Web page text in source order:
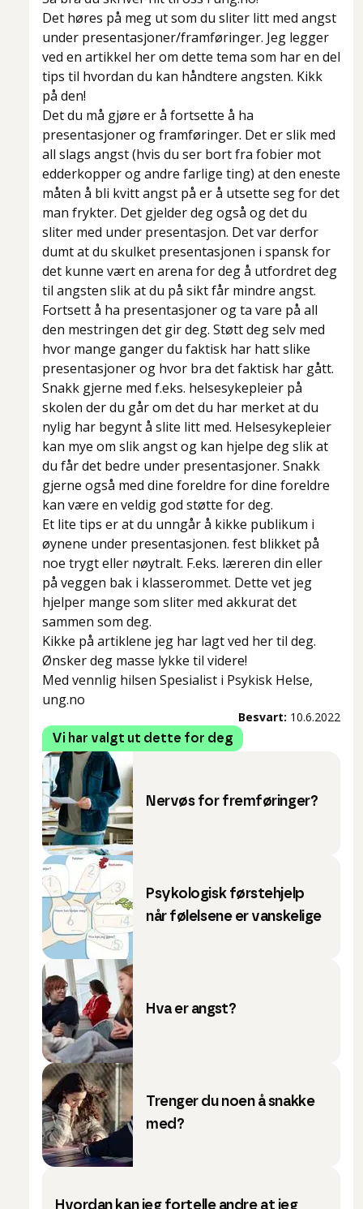
Det høres på meg ut som du sliter litt med angst
under presentasjoner/framføringer. Jeg legger
ved en artikkel her om dette tema som har en del
tips til hvordan du kan håndtere angsten. Kikk
på den!
Det du må gjøre er å fortsette å ha
presentasjoner og framføringer. Det er slik med
all slags angst (hvis du ser bort fra fobier mot
edderkopper og andre farlige ting) at den eneste
måten å bli kvitt angst på er å utsette seg for det
man frykter. Det gjelder deg også og det du
sliter med under presentasjon. Det var derfor
dumt at du skulket presentasjonen i spansk for
det kunne vært en arena for deg å utfordret deg
til angsten slik at du på sikt får mindre angst.
Fortsett å ha presentasjoner og ta vare på all
den mestringen det gir deg. Støtt deg selv med
hvor mange ganger du faktisk har hatt slike
presentasjoner og hvor bra det faktisk har gått.
Snakk gjerne med f.eks. helsesykepleier på
skolen der du går om det du har merket at du
nylig har begynt å slite litt med. Helsesykepleier
kan mye om slik angst og kan hjelpe deg slik at
du får det bedre under presentasjoner. Snakk
gjerne også med dine foreldre for dine foreldre
kan være en veldig god støtte for deg.
Et lite tips er at du unngår å kikke publikum i
øynene under presentasjonen. fest blikket på
noe trygt eller nøytralt. F.eks. læreren din eller
på veggen bak i klasserommet. Dette vet jeg
hjelper mange som sliter med akkurat det
sammen som deg.
Kikke på artiklene jeg har lagt ved her til deg.
Ønsker deg masse lykke til videre!
Med vennlig hilsen Spesialist i Psykisk Helse,
ung.no
Besvart: 10.6.2022
Vi har valgt ut dette for deg
Nervøs for fremføringer?
Psykologisk førstehjelp
når følelsene er vanskelige
Hva er angst?
Trenger du noen å snakke
med?
Hvordan kan jeg fortelle andre at jeg